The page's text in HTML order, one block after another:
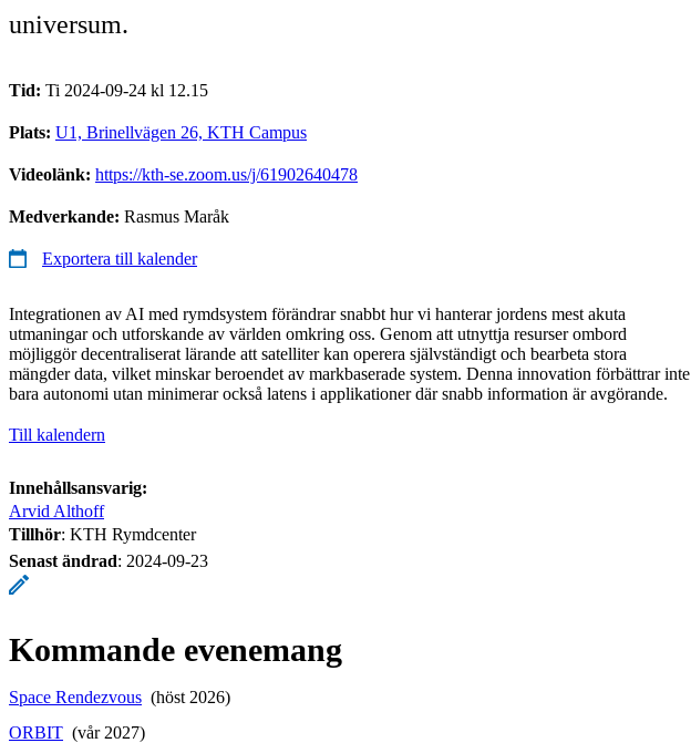
universum.
Tid: Ti 2024-09-24 kl 12.15
Plats: U1, Brinellvägen 26, KTH Campus
Videolänk: https://kth-se.zoom.us/j/61902640478
Medverkande: Rasmus Maråk
Exportera till kalender
Integrationen av AI med rymdsystem förändrar snabbt hur vi hanterar jordens mest akuta
utmaningar och utforskande av världen omkring oss. Genom att utnyttja resurser ombord
möjliggör decentraliserat lärande att satelliter kan operera självständigt och bearbeta stora
mängder data, vilket minskar beroendet av markbaserade system. Denna innovation förbättrar inte
bara autonomi utan minimerar också latens i applikationer där snabb information är avgörande.
Till kalendern
Innehållsansvarig:
Arvid Althoff
Tillhör: KTH Rymdcenter
Senast ändrad: 2024-09-23
Kommande evenemang
Space Rendezvous (höst 2026)
ORBIT (vår 2027)